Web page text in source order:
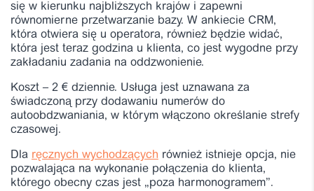
się w kierunku najbliższych krajów i zapewni
równomierne przetwarzanie bazy. W ankiecie CRM,
która otwiera się u operatora, również będzie widać,
która jest teraz godzina u klienta, co jest wygodne przy
zakładaniu zadania na oddzwonienie.
Koszt – 2 € dziennie. Usługa jest uznawana za
świadczoną przy dodawaniu numerów do
autoobdzwaniania, w którym włączono określanie strefy
czasowej.
Dla ręcznych wychodzących również istnieje opcja, nie
pozwalająca na wykonanie połączenia do klienta,
którego obecny czas jest „poza harmonogramem”.